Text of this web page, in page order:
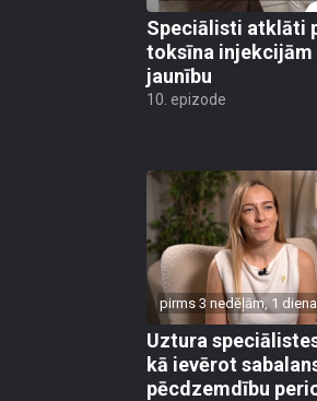
Speciālisti atklāti
toksīna injekcijām
jaunību
10. epizode
pirms 3 nedēļām, 1
Uztura
kā ievērot
pēcdzemdību